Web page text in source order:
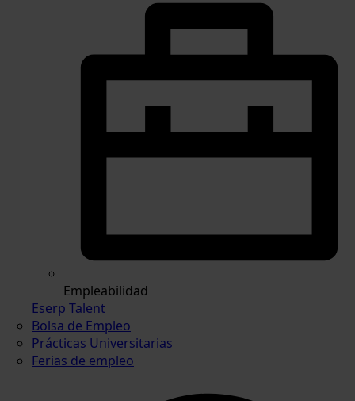
Empleabilidad
Eserp Talent
Bolsa de Empleo
Prácticas Universitarias
Ferias de empleo